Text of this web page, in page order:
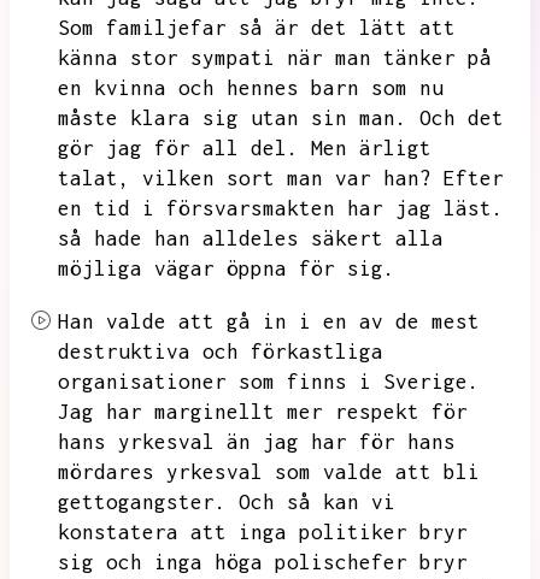
Som familjefar så är det lätt att
känna stor sympati när man tänker på
en kvinna och hennes barn som nu
måste klara sig utan sin man.
Och det
gör jag för all del.
Men ärligt
talat,
vilken sort man var han? Efter
en tid i försvarsmakten har jag läst.
så hade han alldeles säkert alla
möjliga vägar öppna för sig.
Han valde att gå in i en av de mest
destruktiva och förkastliga
organisationer som finns i Sverige.
Jag har marginellt mer respekt för
hans yrkesval än jag har för hans
mördares yrkesval som valde att bli
gettogangster.
Och så kan vi
konstatera att inga politiker bryr
sig och inga höga polischefer bryr